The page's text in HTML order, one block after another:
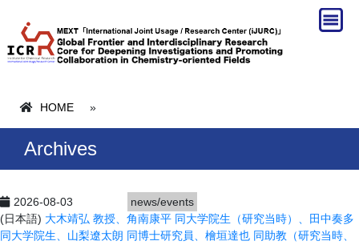
HOME »
Archives
2026-08-03
news/events
(日本語) 大木靖弘 教授、角南康平 同大学院生（研究当時）、田中奏多
同大学院生、山梨遼太朗 同博士研究員、檜垣達也 同助教（研究当時、